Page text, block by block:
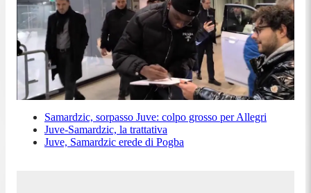
Samardzic, sorpasso Juve: colpo grosso per Allegri
Juve-Samardzic, la trattativa
Juve, Samardzic erede di Pogba